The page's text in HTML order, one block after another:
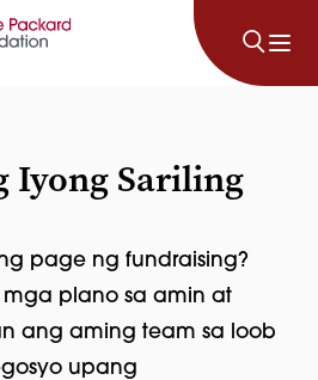
Iyong Sariling
page ng fundraising?
plano sa amin at
ang aming team sa loob
upang